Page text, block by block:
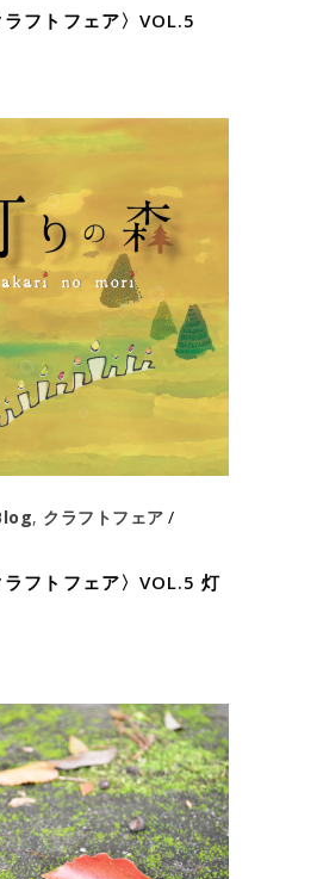
ラフトフェア〉VOL.5
, クラフトフェア
ラフトフェア〉VOL.5 灯